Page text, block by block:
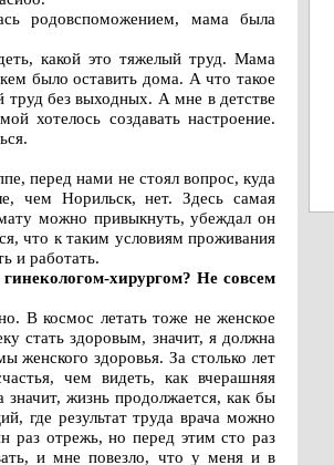
родовспоможением, мама была
какой это тяжелый труд. Мама
было оставить дома. А что такое
без выходных. А мне в детстве
хотелось создавать настроение.
перед нами не стоял вопрос, куда
чем Норильск, нет. Здесь самая
можно привыкнуть, убеждал он
что к таким условиям проживания
и работать.
хирургом? Не совсем
В космос летать тоже не женское
стать здоровым, значит, я должна
женского здоровья. За столько лет
чем видеть, как вчерашняя
жизнь продолжается, как бы
где результат труда врача можно
раз отрежь, но перед этим сто раз
и мне повезло, что у меня и в